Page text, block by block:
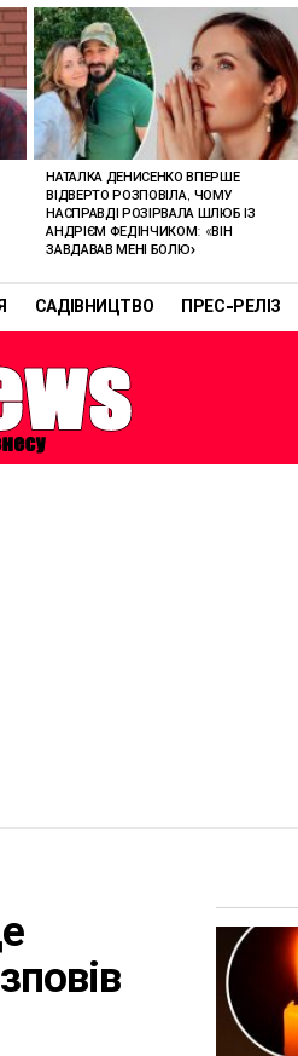
САДІВНИЦТВО ПРЕС-РЕЛІЗ
НАТАЛКА ДЕНИСЕНКО ВПЕРШЕ
ВІДВЕРТО РОЗПОВІЛА, ЧОМУ
НАСПРАВДІ РОЗІРВАЛА ШЛЮБ ІЗ
АНДРІЄМ ФЕДІНЧИКОМ: «ВІН
ЗАВДАВАВ МЕНІ БОЛЮ»